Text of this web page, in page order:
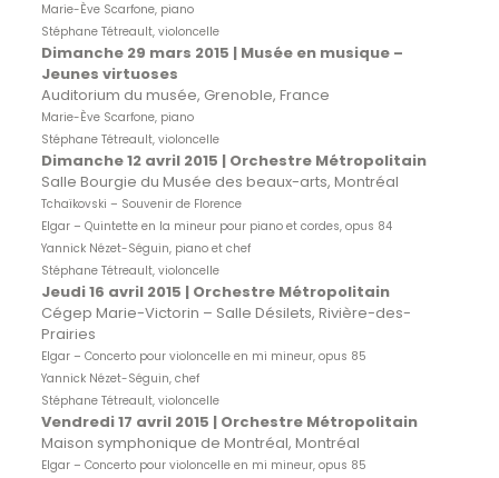
Marie-Ève Scarfone, piano
Stéphane Tétreault, violoncelle
Dimanche 29 mars 2015 | Musée en musique –
Jeunes virtuoses
Auditorium du musée, Grenoble, France
Marie-Ève Scarfone, piano
Stéphane Tétreault, violoncelle
Dimanche 12 avril 2015 | Orchestre Métropolitain
Salle Bourgie du Musée des beaux-arts, Montréal
Tchaïkovski – Souvenir de Florence
Elgar – Quintette en la mineur pour piano et cordes, opus 84
Yannick Nézet-Séguin, piano et chef
Stéphane Tétreault, violoncelle
Jeudi 16 avril 2015 | Orchestre Métropolitain
Cégep Marie-Victorin – Salle Désilets, Rivière-des-
Prairies
Elgar – Concerto pour violoncelle en mi mineur, opus 85
Yannick Nézet-Séguin, chef
Stéphane Tétreault, violoncelle
Vendredi 17 avril 2015 | Orchestre Métropolitain
Maison symphonique de Montréal, Montréal
Elgar – Concerto pour violoncelle en mi mineur, opus 85